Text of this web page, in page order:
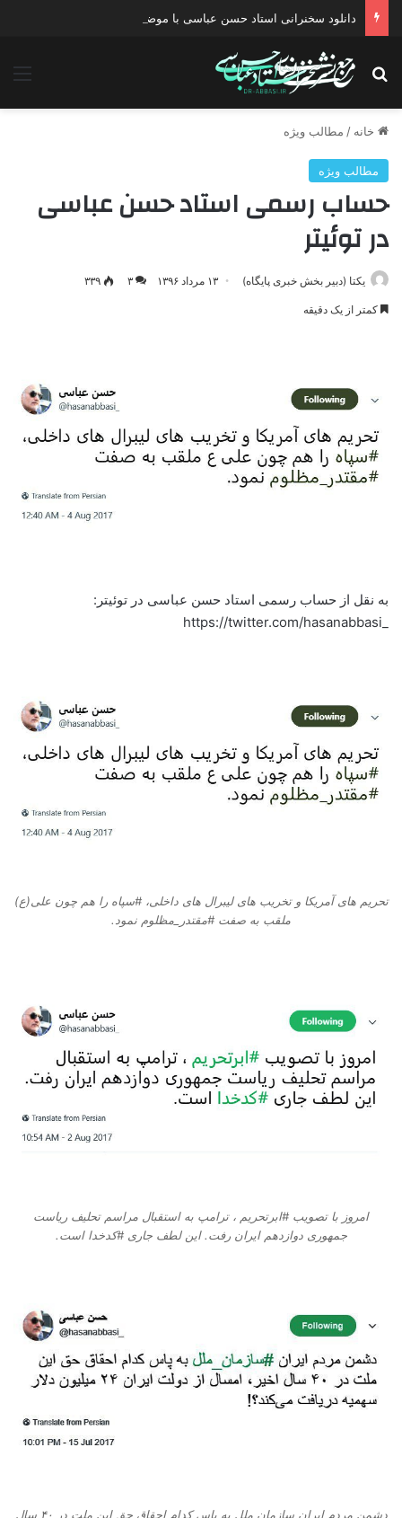
دانلود سخنرانی استاد حسن عباسی با موضوع چهار انتخاب ۱۴۰۰
جستجو برای
خانه / مطالب ویژه
مطالب ویژه
حساب رسمی استاد حسن عباسی
در توئیتر
یکتا (دبیر بخش خبری پایگاه) ۱۳ مرداد ۱۳۹۶ ۳ ۳۳۹
کمتر از یک دقیقه
به نقل از حساب رسمی استاد حسن عباسی در توئیتر:
تحریم های آمریکا و تخریب های لیبرال های داخلی، #سپاه را هم چون علی(ع)
ملقب به صفت #مقتدر_مظلوم نمود.
امروز با تصویب #ابرتحریم ، ترامپ به استقبال مراسم تحلیف ریاست
جمهوری دوازدهم ایران رفت. این لطف جاری #کدخدا است.
دشمن مردم ایران سازمان ملل به پاس کدام احقاق حق این ملت در ۴۰ سال